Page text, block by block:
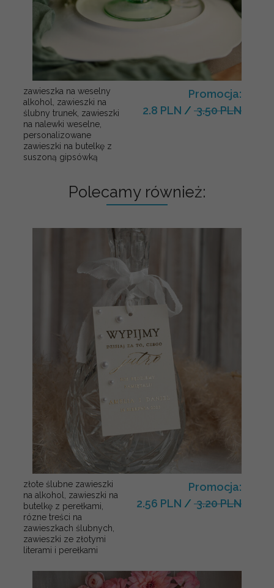
zawieszka na weselny
alkohol, zawieszki na
ślubny trunek, zawieszki
na nalewki weselne,
personalizowane
zawieszki na butelkę z
suszoną gipsówką
Promocja:
2.8 PLN / 3.50 PLN
Polecamy również:
złote ślubne zawieszki
na alkohol, zawieszki na
butelkę z perełkami,
rózne treści na
zawieszkach ślubnych,
zawieszki ze złotymi
literami i perełkami
Promocja:
2.56 PLN / 3.20 PLN